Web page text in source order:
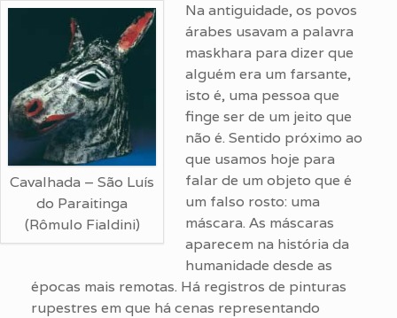
Cavalhada – São Luís
do Paraitinga
(Rômulo Fialdini)
Na antiguidade, os povos
árabes usavam a palavra
maskhara para dizer que
alguém era um farsante,
isto é, uma pessoa que
finge ser de um jeito que
não é. Sentido próximo ao
que usamos hoje para
falar de um objeto que é
um falso rosto: uma
máscara. As máscaras
aparecem na história da
humanidade desde as
épocas mais remotas. Há registros de pinturas
rupestres em que há cenas representando